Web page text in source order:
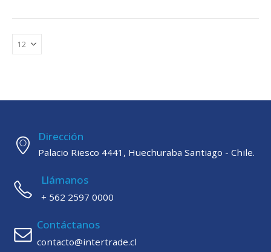
Dirección
Palacio Riesco 4441, Huechuraba Santiago - Chile.
Llámanos
+ 562 2597 0000
Contáctanos
contacto@intertrade.cl